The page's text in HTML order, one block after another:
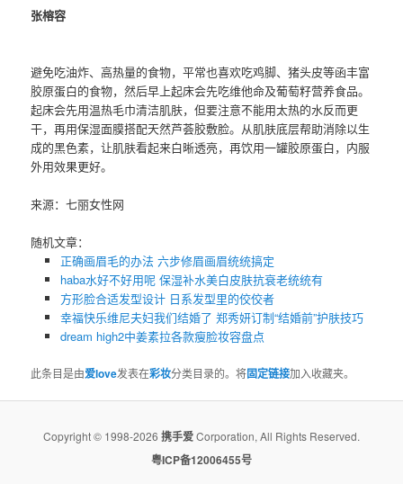
张榕容
避免吃油炸、高热量的食物，平常也喜欢吃鸡脚、猪头皮等函丰富
胶原蛋白的食物，然后早上起床会先吃维他命及葡萄籽营养食品。
起床会先用温热毛巾清洁肌肤，但要注意不能用太热的水反而更
干，再用保湿面膜搭配天然芦荟胶敷脸。从肌肤底层帮助消除以生
成的黑色素，让肌肤看起来白晰透亮，再饮用一罐胶原蛋白，内服
外用效果更好。
来源：七丽女性网
随机文章：
正确画眉毛的办法 六步修眉画眉统统搞定
haba水好不好用呢 保湿补水美白皮肤抗衰老统统有
方形脸合适发型设计 日系发型里的佼佼者
幸福快乐维尼夫妇我们结婚了 郑秀妍订制“结婚前”护肤技巧
dream high2中姜素拉各款瘦脸妆容盘点
此条目是由爱love发表在彩妆分类目录的。将固定链接加入收藏夹。
Copyright © 1998-2026 携手爱Corporation, All Rights Reserved.
粤ICP备12006455号